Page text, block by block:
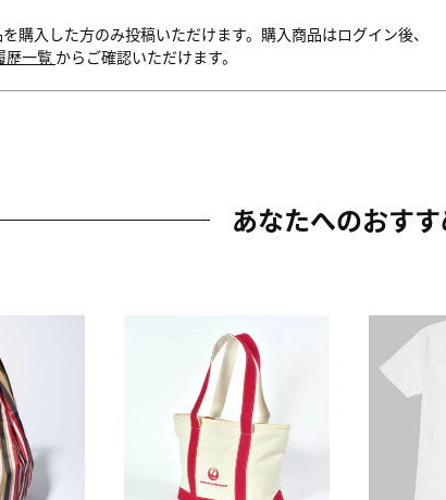
購入した方のみ投稿いただけます。購入商品はログイン後、
歴一覧 からご確認いただけます。
あなたへのおす